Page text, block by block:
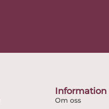
Information
Om oss